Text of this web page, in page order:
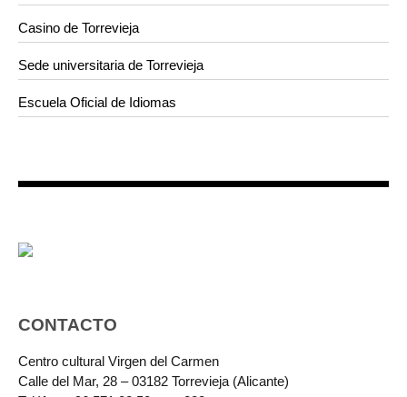
Casino de Torrevieja
Sede universitaria de Torrevieja
Escuela Oficial de Idiomas
CONTACTO
Centro cultural Virgen del Carmen
Calle del Mar, 28 – 03182 Torrevieja (Alicante)